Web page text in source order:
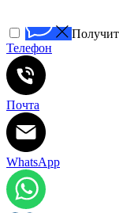
Телефон
Почта
WhatsApp